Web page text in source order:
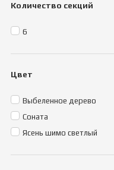
Количество секций
6
Цвет
Выбеленное дерево
Соната
Ясень шимо светлый